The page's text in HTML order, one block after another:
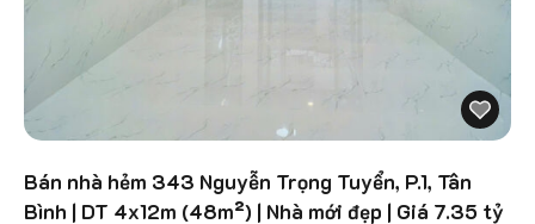
Bán nhà hẻm 343 Nguyễn Trọng Tuyển, P.1, Tân
Bình | DT 4x12m (48m²) | Nhà mới đẹp | Giá 7.35 tỷ